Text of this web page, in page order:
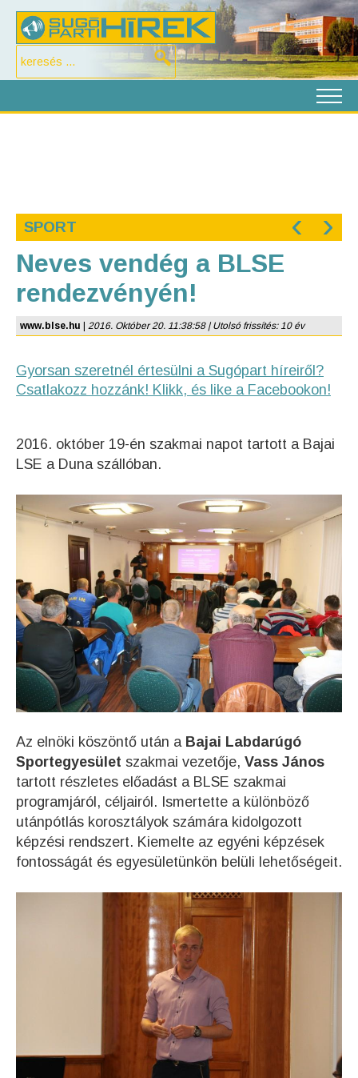
SPORT ‹ ›
Neves vendég a BLSE
rendezvényén!
www.blse.hu 2016. Október 20. 11:38:58 | Utolsó frissítés: 10 év
Gyorsan szeretnél értesülni a Sugópart híreiről?
Csatlakozz hozzánk! Klikk, és like a Facebookon!
2016. október 19-én szakmai napot tartott a Bajai
LSE a Duna szállóban.
Az elnöki köszöntő után a Bajai Labdarúgó
Sportegyesület szakmai vezetője, Vass János
tartott részletes előadást a BLSE szakmai
programjáról, céljairól. Ismertette a különböző
utánpótlás korosztályok számára kidolgozott
képzési rendszert. Kiemelte az egyéni képzések
fontosságát és egyesületünkön belüli lehetőségeit.